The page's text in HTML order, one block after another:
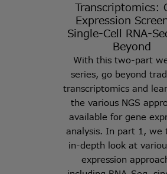
Transcriptomics:
Expression
Single-Cell RNA-
Beyond
With this two-part
series, go beyond
transcriptomics and
the various NGS
available for gene
analysis. In part 1, we
in-depth look at
expression